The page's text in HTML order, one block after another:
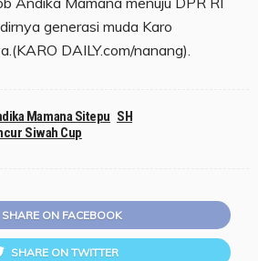
generasi muda Karo
DAILY.com/nanang).
Mamana Sitepu SH
Siwah Cup
SHARE ON FACEBOOK
SHARE ON TWITTER